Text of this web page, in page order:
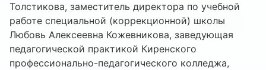
Толстикова, заместитель директора по учебной
работе специальной (коррекционной) школы
Любовь Алексеевна Кожевникова, заведующая
педагогической практикой Киренского
профессионально-педагогического колледжа,